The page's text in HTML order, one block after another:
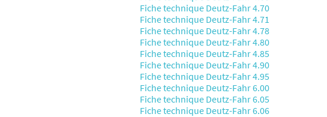
Fiche technique Deutz-Fahr 4.70
Fiche technique Deutz-Fahr 4.71
Fiche technique Deutz-Fahr 4.78
Fiche technique Deutz-Fahr 4.80
Fiche technique Deutz-Fahr 4.85
Fiche technique Deutz-Fahr 4.90
Fiche technique Deutz-Fahr 4.95
Fiche technique Deutz-Fahr 6.00
Fiche technique Deutz-Fahr 6.05
Fiche technique Deutz-Fahr 6.06